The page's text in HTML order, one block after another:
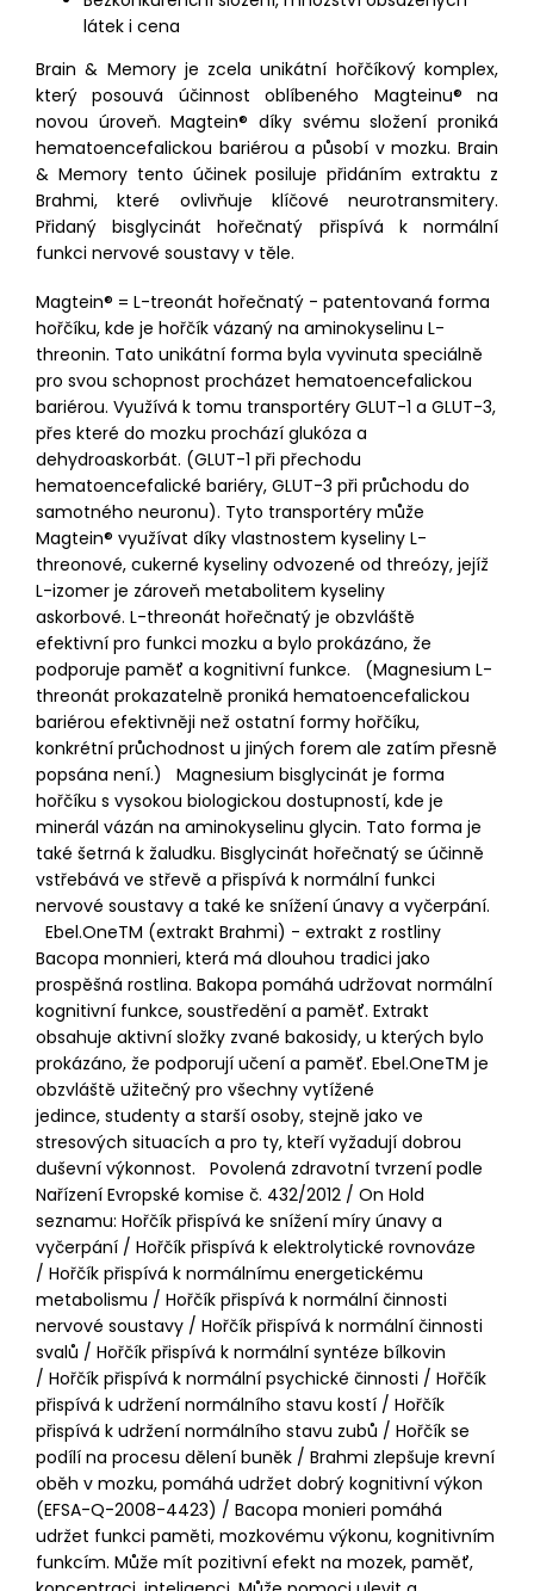
látek i cena
Brain & Memory je zcela unikátní hořčíkový komplex,
který posouvá účinnost oblíbeného Magteinu® na
novou úroveň. Magtein® díky svému složení proniká
hematoencefalickou bariérou a působí v mozku. Brain
& Memory tento účinek posiluje přidáním extraktu z
Brahmi, které ovlivňuje klíčové neurotransmitery.
Přidaný bisglycinát hořečnatý přispívá k normální
funkci nervové soustavy v těle.
Magtein® = L-treonát hořečnatý - patentovaná forma
hořčíku, kde je hořčík vázaný na aminokyselinu L-
threonin. Tato unikátní forma byla vyvinuta speciálně
pro svou schopnost procházet hematoencefalickou
bariérou. Využívá k tomu transportéry GLUT-1 a GLUT-3,
přes které do mozku prochází glukóza a
dehydroaskorbát. (GLUT-1 při přechodu
hematoencefalické bariéry, GLUT-3 při průchodu do
samotného neuronu). Tyto transportéry může
Magtein® využívat díky vlastnostem kyseliny L-
threonové, cukerné kyseliny odvozené od threózy, jejíž
L-izomer je zároveň metabolitem kyseliny
askorbové. L-threonát hořečnatý je obzvláště
efektivní pro funkci mozku a bylo prokázáno, že
podporuje paměť a kognitivní funkce. (Magnesium L-
threonát prokazatelně proniká hematoencefalickou
bariérou efektivněji než ostatní formy hořčíku,
konkrétní průchodnost u jiných forem ale zatím přesně
popsána není.) Magnesium bisglycinát je forma
hořčíku s vysokou biologickou dostupností, kde je
minerál vázán na aminokyselinu glycin. Tato forma je
také šetrná k žaludku. Bisglycinát hořečnatý se účinně
vstřebává ve střevě a přispívá k normální funkci
nervové soustavy a také ke snížení únavy a vyčerpání.
Ebel.OneTM (extrakt Brahmi) - extrakt z rostliny
Bacopa monnieri, která má dlouhou tradici jako
prospěšná rostlina. Bakopa pomáhá udržovat normální
kognitivní funkce, soustředění a paměť. Extrakt
obsahuje aktivní složky zvané bakosidy, u kterých bylo
prokázáno, že podporují učení a paměť. Ebel.OneTM je
obzvláště užitečný pro všechny vytížené
jedince, studenty a starší osoby, stejně jako ve
stresových situacích a pro ty, kteří vyžadují dobrou
duševní výkonnost. Povolená zdravotní tvrzení podle
Nařízení Evropské komise č. 432/2012 / On Hold
seznamu: Hořčík přispívá ke snížení míry únavy a
vyčerpání / Hořčík přispívá k elektrolytické rovnováze
/ Hořčík přispívá k normálnímu energetickému
metabolismu / Hořčík přispívá k normální činnosti
nervové soustavy / Hořčík přispívá k normální činnosti
svalů / Hořčík přispívá k normální syntéze bílkovin
/ Hořčík přispívá k normální psychické činnosti / Hořčík
přispívá k udržení normálního stavu kostí / Hořčík
přispívá k udržení normálního stavu zubů / Hořčík se
podílí na procesu dělení buněk / Brahmi zlepšuje krevní
oběh v mozku, pomáhá udržet dobrý kognitivní výkon
(EFSA-Q-2008-4423) / Bacopa monieri pomáhá
udržet funkci paměti, mozkovému výkonu, kognitivním
funkcím. Může mít pozitivní efekt na mozek, paměť,